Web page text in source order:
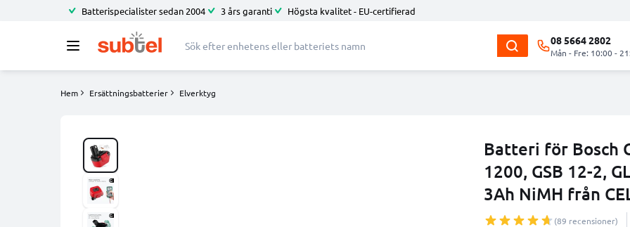
Batterispecialister sedan 2004 3 års garanti Högsta kvalitet - EU-certifierad
08 5664 2802
Mån - Fre: 10:00 -
Hem Ersättningsbatterier Elverktyg
Batteri för Bosch
1200, GSB 12-2,
3Ah NiMH från
(89 recensioner)